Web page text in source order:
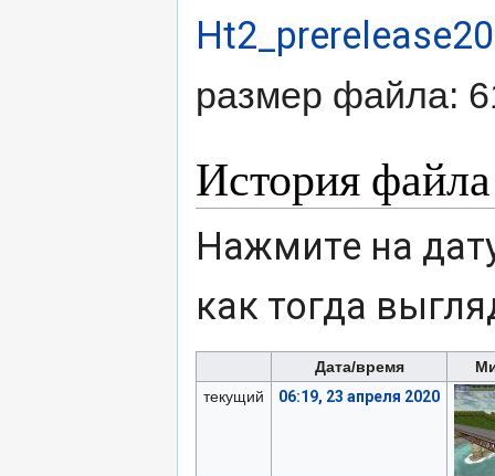
размер файла:
История файла
Нажмите на
как тогда
Дата/время
текущий
06:19, 23 апреля 2020